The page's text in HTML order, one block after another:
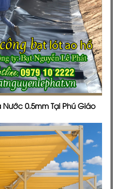
0.5mm Tại Phú Giáo